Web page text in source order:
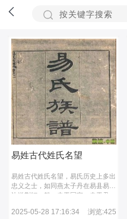
易姓古代姓氏名望
易姓古代姓氏名望，易氏历史上多出
忠义之士，如同燕太子丹在易县易水
边送荆轲一般，忠于国家，忠于君
的大臣，史书上有名有姓的就达数十
2025-05-28 17:16:34 浏览:425